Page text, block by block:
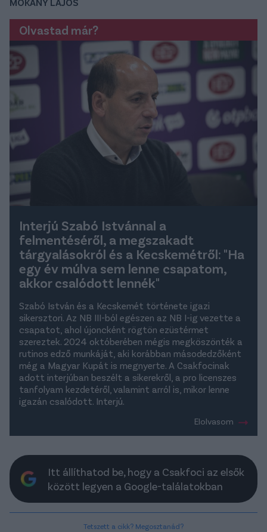
Olvastad már?
Interjú Szabó Istvánnal a
felmentéséről, a megszakadt
tárgyalásokról és a Kecskemétről: "Ha
egy év múlva sem lenne csapatom,
akkor csalódott lennék"
Szabó István és a Kecskemét története igazi
sikersztori. Az NB III-ból egészen az NB I-ig vezette a
csapatot, ahol újoncként rögtön ezüstérmet
szereztek. 2024 októberében mégis megköszönték a
rutinos edző munkáját, aki korábban másodedzőként
még a Magyar Kupát is megnyerte. A Csakfocinak
adott interjúban beszélt a sikerekről, a pro licenszes
tanfolyam kezdetéről, valamint arról is, mikor lenne
igazán csalódott. Interjú.
Elolvasom
Itt állíthatod be, hogy a Csakfoci az elsők
között legyen a Google-találatokban
Tetszett a cikk? Megosztanád?